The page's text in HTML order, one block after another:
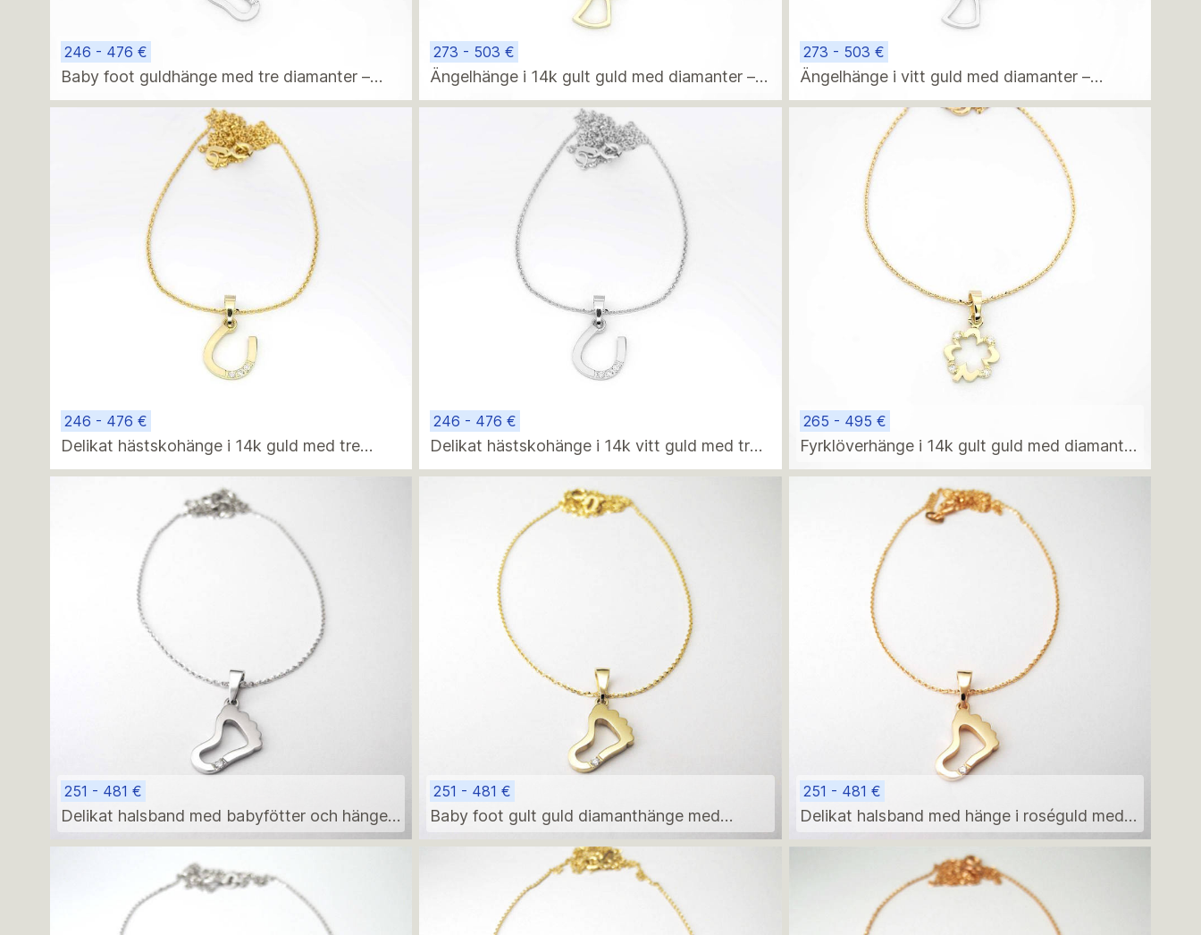
246 - 476 €
Baby foot guldhänge med tre diamanter –
delikat 14k vitt guldberlock
273 - 503 €
Ängelhänge i 14k gult guld med diamanter –
minimalistisk födelsegåva
273 - 503 €
Ängelhänge i vitt guld med diamanter –
modern minimalistisk födelsegåva
246 - 476 €
Delikat hästskohänge i 14k guld med tre
diamanter – perfekt födelsepresent
246 - 476 €
Delikat hästskohänge i 14k vitt guld med tre
diamanter – modern minimalistisk
265 - 495 €
Fyrklöverhänge i 14k gult guld med diamanter
– minimalistisk födelsegåva
251 - 481 €
Delikat halsband med babyfötter och hänge i
251 - 481 €
Baby foot gult guld diamanthänge med
halsband – elegant minimalistisk födelsegåva
251 - 481 €
Delikat halsband med hänge i roséguld med
babyfötter – minimalistisk födelsepresent